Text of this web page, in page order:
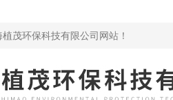
茂环保科技有限公司网站！